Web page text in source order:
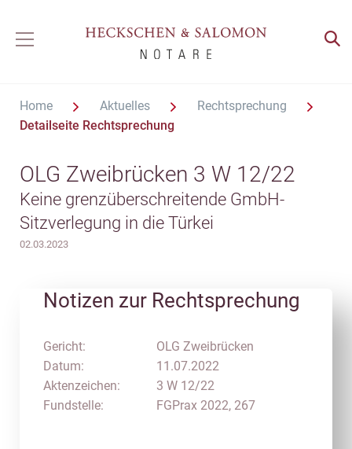
Home Aktuelles
Rechtsprechung
Detailseite Rechtsprechung
OLG Zweibrücken 3 W 12/22
Keine grenzüberschreitende GmbH-
Sitzverlegung in die Türkei
02.03.2023
Notizen zur Rechtsprechung
Gericht:
Datum:
Aktenzeichen:
Fundstelle:
OLG Zweibrücken
11.07.2022
3 W 12/22
FGPrax 2022, 267